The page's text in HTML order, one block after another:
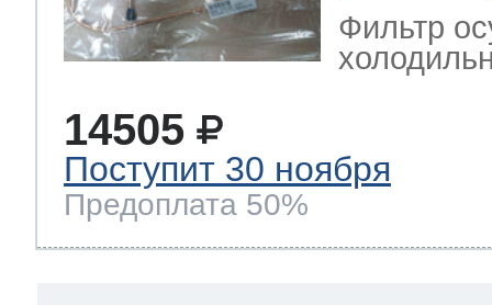
Фильтр
14505
Поступит 30 ноября
Предоплата 50%